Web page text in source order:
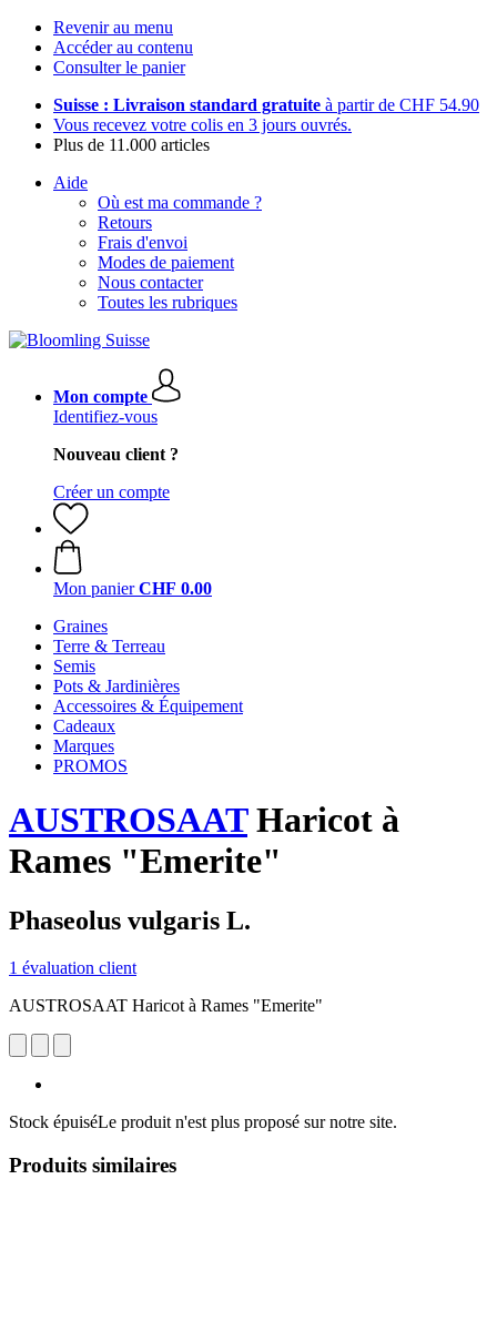
Revenir au menu
Accéder au contenu
Consulter le panier
Suisse : Livraison standard gratuite à partir de CHF 54.90
Vous recevez votre colis en 3 jours ouvrés.
Plus de 11.000 articles
Aide
Où est ma commande ?
Retours
Frais d'envoi
Modes de paiement
Nous contacter
Toutes les rubriques
Mon compte
Identifiez-vous
Nouveau client ?
Créer un compte
Mon panier CHF 0.00
Graines
Terre & Terreau
Semis
Pots & Jardinières
Accessoires & Équipement
Cadeaux
Marques
PROMOS
AUSTROSAATHaricot à
Rames "Emerite"
Phaseolus vulgaris L.
1 évaluation client
AUSTROSAAT Haricot à Rames "Emerite"
Stock épuiséLe produit n'est plus proposé sur notre site.
Produits similaires